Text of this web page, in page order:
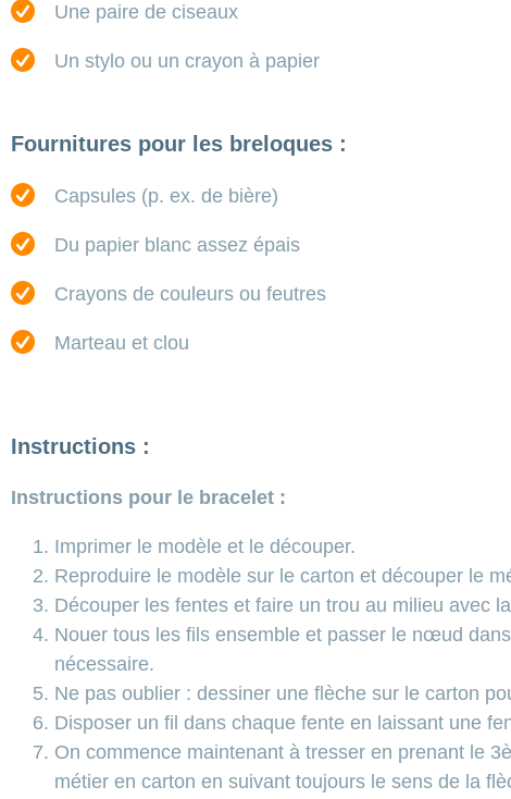
Une paire de ciseaux
Un stylo ou un crayon à papier
Fournitures pour les breloques :
Capsules (p. ex. de bière)
Du papier blanc assez épais
Crayons de couleurs ou feutres
Marteau et clou
Instructions :
Instructions pour le bracelet :
Imprimer le modèle et le découper.
Reproduire le modèle sur le carton et découper le
Découper les fentes et faire un trou au milieu avec
Nouer tous les fils ensemble et passer le nœud
nécessaire.
Ne pas oublier : dessiner une flèche sur le carton
Disposer un fil dans chaque fente en laissant une
On commence maintenant à tresser en prenant le
métier en carton en suivant toujours le sens de la